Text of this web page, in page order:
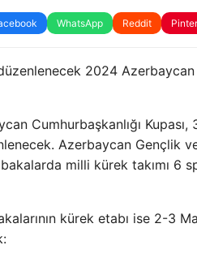
WhatsApp Reddit
2024 Azerbaycan
Cumhurbaşkanlığı Kupası,
Azerbaycan Gençlik
milli kürek takımı 6
kürek etabı ise 2-3